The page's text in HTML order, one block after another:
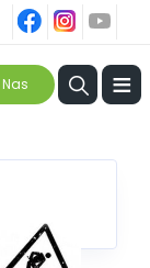
ins
≡